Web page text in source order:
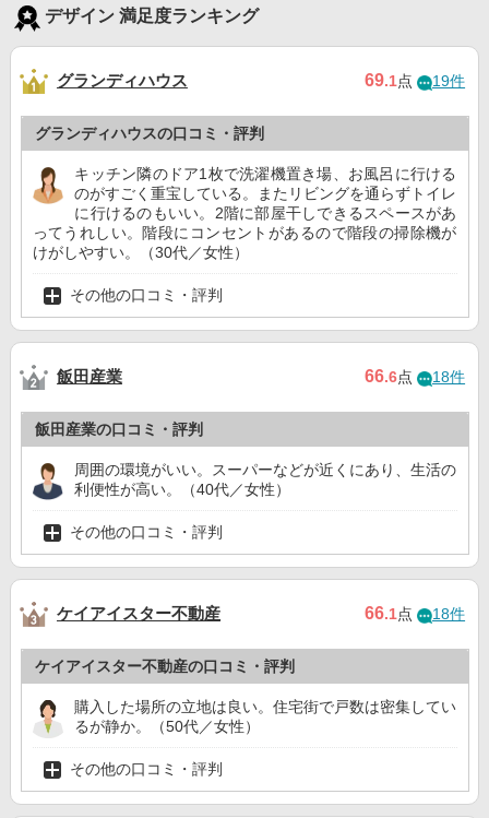
デザイン 満足度ランキング
グランディハウス 69.1点 19件
グランディハウスの口コミ・評判
キッチン隣のドア1枚で洗濯機置き場、お風呂に行ける
のがすごく重宝している。またリビングを通らずトイレ
に行けるのもいい。2階に部屋干しできるスペースがあ
ってうれしい。階段にコンセントがあるので階段の掃除機が
けがしやすい。（30代／女性）
その他の口コミ・評判
飯田産業 66.6点 18件
飯田産業の口コミ・評判
周囲の環境がいい。スーパーなどが近くにあり、生活の
利便性が高い。（40代／女性）
その他の口コミ・評判
ケイアイスター不動産 66.1点 18件
ケイアイスター不動産の口コミ・評判
購入した場所の立地は良い。住宅街で戸数は密集してい
るが静か。（50代／女性）
その他の口コミ・評判